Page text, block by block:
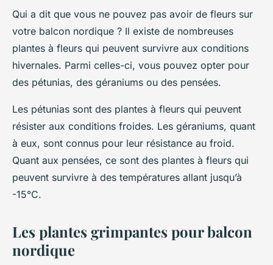
Qui a dit que vous ne pouvez pas avoir de fleurs sur
votre balcon nordique ? Il existe de nombreuses
plantes à fleurs qui peuvent survivre aux conditions
hivernales. Parmi celles-ci, vous pouvez opter pour
des pétunias, des géraniums ou des pensées.
Les pétunias sont des plantes à fleurs qui peuvent
résister aux conditions froides. Les géraniums, quant
à eux, sont connus pour leur résistance au froid.
Quant aux pensées, ce sont des plantes à fleurs qui
peuvent survivre à des températures allant jusqu’à
-15°C.
Les plantes grimpantes pour balcon
nordique